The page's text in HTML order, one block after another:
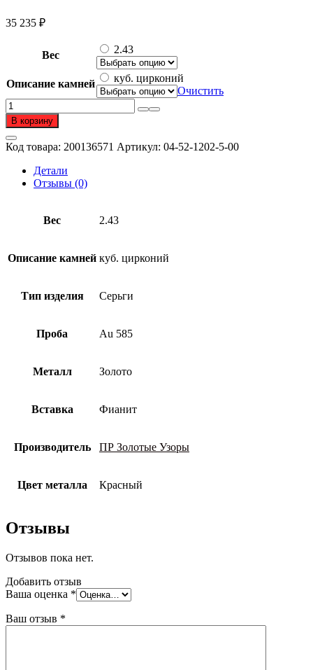
35 235 ₽
Вес 2.43
Описание камней
куб. цирконий
Очистить
Количество
товара
Серьги
из
золота
пробы
В корзину
Код товара: 200136571 Артикул: 04-52-1202-5-00
Детали
Отзывы (0)
Вес 2.43
Описание камней куб. цирконий
Тип изделия Серьги
Проба Au 585
Металл Золото
Вставка Фианит
Производитель ПР Золотые Узоры
Цвет металла Красный
Отзывы
Отзывов пока нет.
Добавить отзыв
Ваша оценка *
Ваш отзыв *